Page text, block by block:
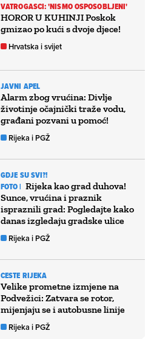
VATROGASCI: 'NISMO OSPOSOBLJENI'
HOROR U KUHINJI Poskok
gmizao po kući s dvoje djece!
Hrvatska i svijet
JAVNI APEL
Alarm zbog vrućina: Divlje
životinje očajnički traže vodu,
građani pozvani u pomoć!
Rijeka i PGŽ
GDJE SU SVI?!
FOTO | Rijeka kao grad duhova!
Sunce, vrućina i praznik
ispraznili grad: Pogledajte kako
danas izgledaju gradske ulice
Rijeka i PGŽ
CESTE RIJEKA
Velike prometne izmjene na
Podvežici: Zatvara se rotor,
mijenjaju se i autobusne linije
Rijeka i PGŽ